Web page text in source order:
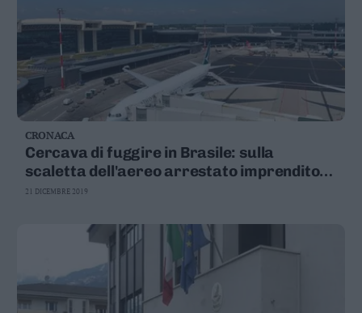
CRONACA
Cercava di fuggire in Brasile: sulla
scaletta dell'aereo arrestato imprenditore
di Merano in bancarotta
21 DICEMBRE 2019